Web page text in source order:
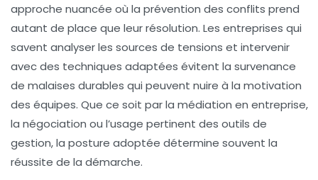
approche nuancée où la prévention des conflits prend
autant de place que leur résolution. Les entreprises qui
savent analyser les sources de tensions et intervenir
avec des techniques adaptées évitent la survenance
de malaises durables qui peuvent nuire à la motivation
des équipes. Que ce soit par la médiation en entreprise,
la négociation ou l’usage pertinent des outils de
gestion, la posture adoptée détermine souvent la
réussite de la démarche.